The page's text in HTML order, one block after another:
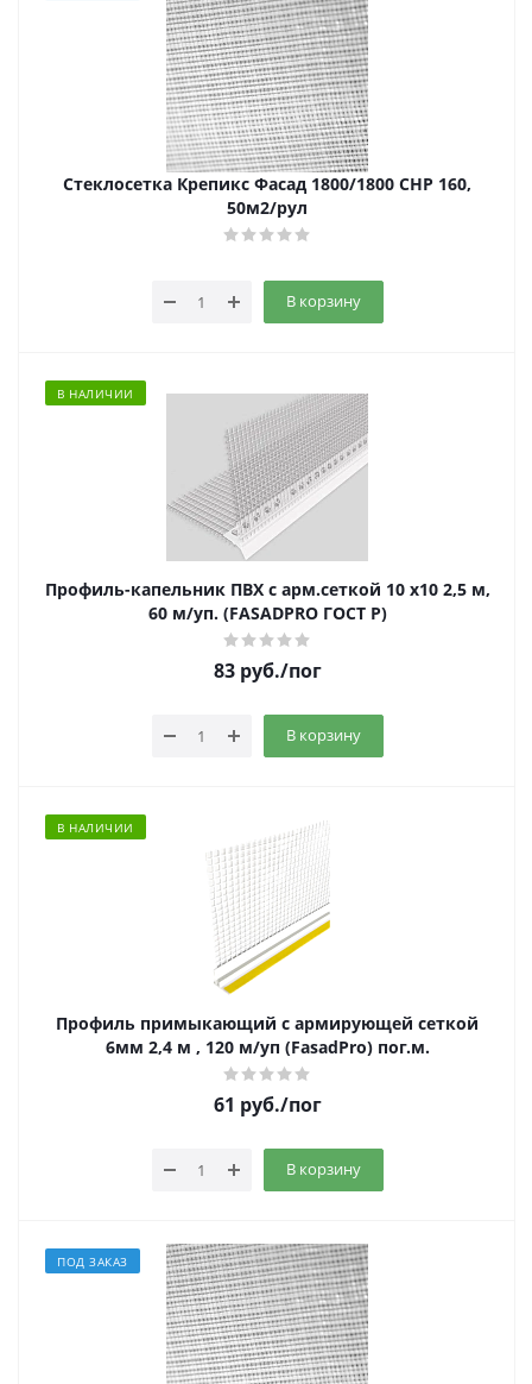
Стеклосетка Крепикс Фасад 1800/1800 CHP 160,
50м2/рул
В корзину
В НАЛИЧИИ
Профиль-капельник ПВХ с арм.сеткой 10 х10 2,5 м,
60 м/уп. (FASADPRO ГОСТ Р)
83руб./пог
В корзину
В НАЛИЧИИ
Профиль примыкающий с армирующей сеткой
6мм 2,4 м , 120 м/уп (FasadPro) пог.м.
61 руб./пог
В корзину
ПОД ЗАКАЗ